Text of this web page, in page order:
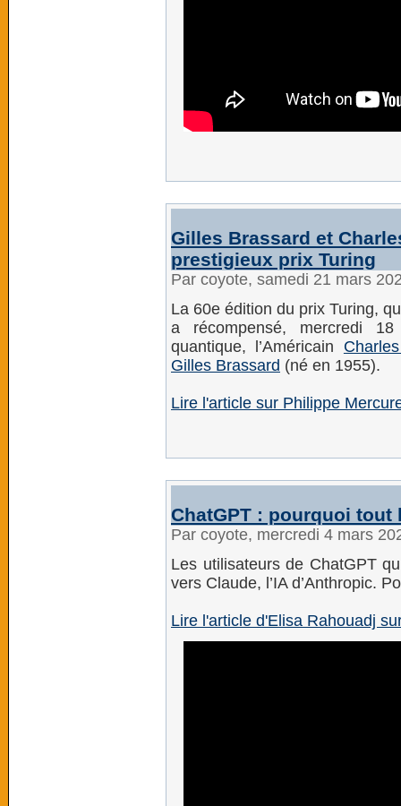
Gilles Brassard et
prestigieux prix Turing
Par coyote, samedi 21 mars
La 60e édition du prix Turing,
a récompensé, mercredi
quantique, l’Américain
Gilles Brassard (né en 1955).
Lire l'article sur Philippe
ChatGPT : pourquoi tout
Par coyote, mercredi 4 mars
Les utilisateurs de ChatGPT
vers Claude, l’IA d’Anthropic.
Lire l'article d'Elisa Rahouadj